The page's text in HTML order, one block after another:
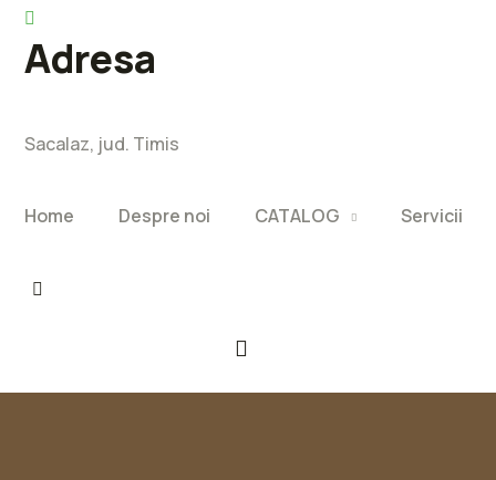
Adresa
Sacalaz, jud. Timis
Home Despre noi CATALOG Servicii